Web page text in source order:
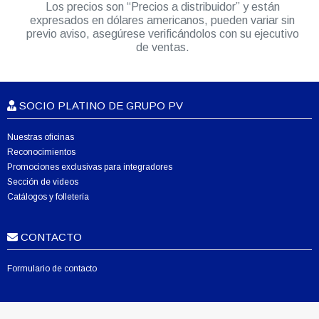
Los precios son “Precios a distribuidor” y están
expresados en dólares americanos, pueden variar sin
previo aviso, asegúrese verificándolos con su ejecutivo
de ventas.
SOCIO PLATINO DE GRUPO PV
Nuestras oficinas
Reconocimientos
Promociones exclusivas para integradores
Sección de videos
Catálogos y folletería
CONTACTO
Formulario de contacto